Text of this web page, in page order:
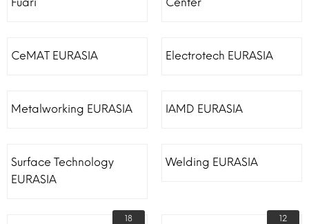
CeMAT EURASIA Electrotech EURASIA
Metalworking EURASIA IAMD EURASIA
Surface Technology
EURASIA
Welding EURASIA
18
12